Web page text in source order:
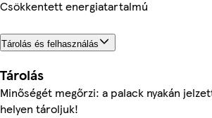
Csökkentett energiatartalmú
Tárolás és felhasználás
Tárolás
Minőségét megőrzi: a palack nyakán
helyen tároljuk!